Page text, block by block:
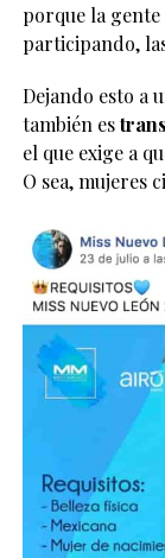
porque la gente
participando,
Dejando esto a
también es
el que exige a
O sea, mujeres